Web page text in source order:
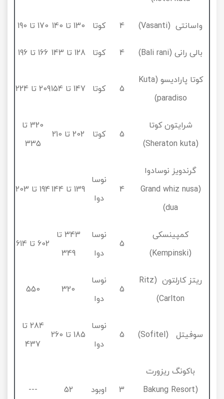
واسانتی (Vasanti) 4 کوتا 130 تا 140 170 تا 190
بالی رانی (Bali rani) 4 کوتا 128 تا 143 166 تا 196
کوتا پارادیسو (Kuta
paradiso)
5 کوتا 147 تا 154 209 تا 224
شرایتون کوتا
(Sheraton kuta)
5 کوتا 202 تا 210
320 تا
335
گرندویز نوسادوا
(Grand whiz nusa
dua)
4
نوسا
دوا
139 تا 144 194 تا 203
کمپینسکی
(Kempinski)
5
نوسا
دوا
343 تا
349
602 تا 614
ریتز کارلتون (Ritz
Carlton)
5
نوسا
دوا
320
550
سوفیتل (Sofitel) 5
نوسا
دوا
185 تا 260
284 تا
437
باکونگ ریزورت
(Bakung Resort
3 اوبود 52
---